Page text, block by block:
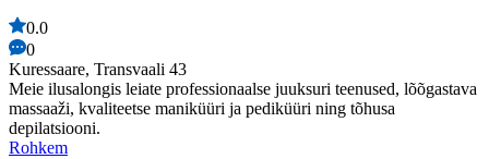
0.0
0
Kuressaare, Transvaali 43
Meie ilusalongis leiate professionaalse juuksuri teenused, lõõgastava
massaaži, kvaliteetse maniküüri ja pediküüri ning tõhusa
depilatsiooni.
Rohkem